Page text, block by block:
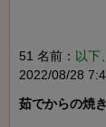
51 名前： 以下
2022/08/28
茹でからの焼